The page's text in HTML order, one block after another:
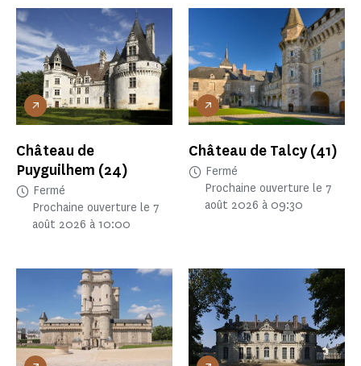
Château de
Puyguilhem (24)
Fermé
Prochaine ouverture le 7
août 2026 à 10:00
Château de Talcy(41)
Fermé
Prochaine ouverture le 7
août 2026 à 09:30